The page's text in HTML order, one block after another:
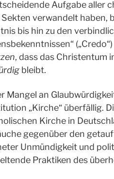
Aufgabe aller
verwandelt haben,
bis hin zu den
, dass das Christentum
bleibt.
Mangel an
„Kirche“ überfällig.
Kirche in
gegenüber den
Unmündigkeit und
Praktiken des